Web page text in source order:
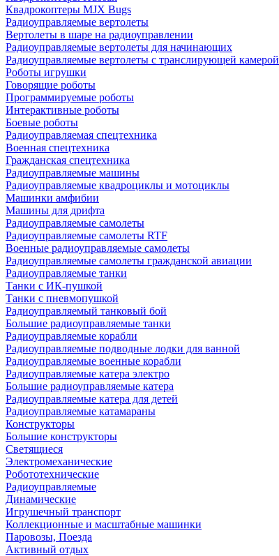
Квадрокоптеры MJX Bugs
Радиоуправляемые вертолеты
Вертолеты в шаре на радиоуправлении
Радиоуправляемые вертолеты для начинающих
Радиоуправляемые вертолеты с транслирующей камерой
Роботы игрушки
Говорящие роботы
Программируемые роботы
Интерактивные роботы
Боевые роботы
Радиоуправляемая спецтехника
Военная спецтехника
Гражданская спецтехника
Радиоуправляемые машины
Радиоуправляемые квадроциклы и мотоциклы
Машинки амфибии
Машины для дрифта
Радиоуправляемые самолеты
Радиоуправляемые самолеты RTF
Военные радиоуправляемые самолеты
Радиоуправляемые самолеты гражданской авиации
Радиоуправляемые танки
Танки с ИК-пушкой
Танки с пневмопушкой
Радиоуправляемый танковый бой
Большие радиоуправляемые танки
Радиоуправляемые корабли
Радиоуправляемые подводные лодки для ванной
Радиоуправляемые военные корабли
Радиоуправляемые катера электро
Большие радиоуправляемые катера
Радиоуправляемые катера для детей
Радиоуправляемые катамараны
Конструкторы
Большие конструкторы
Светящиеся
Электромеханические
Робототехнические
Радиоуправляемые
Динамические
Игрушечный транспорт
Коллекционные и масштабные машинки
Паровозы, Поезда
Активный отдых